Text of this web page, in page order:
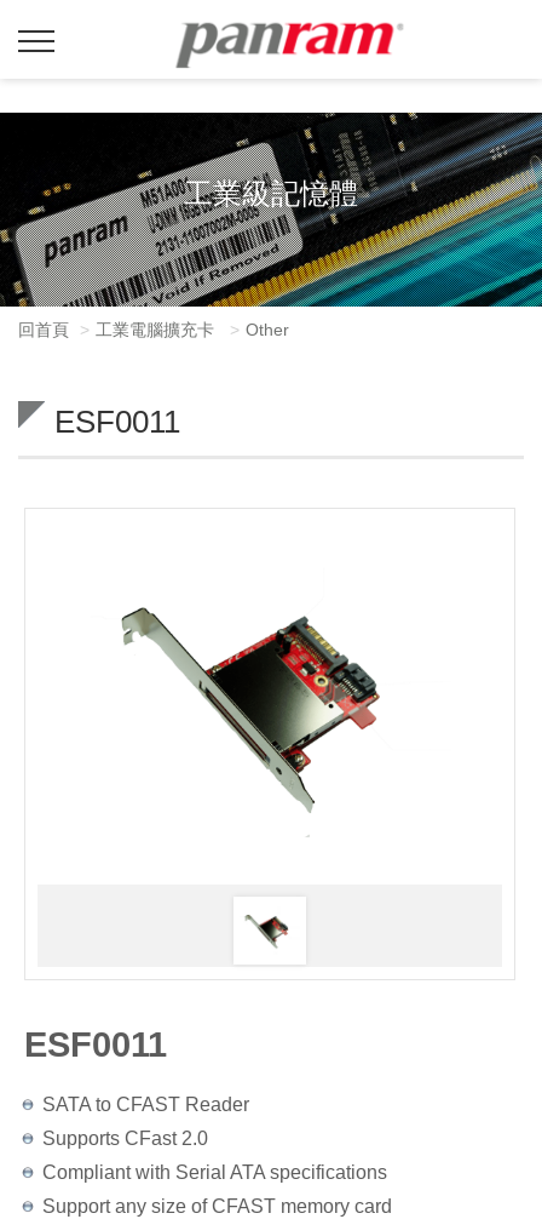
工業級記憶體
回首頁 工業電腦擴充卡 Other
ESF0011
ESF0011
SATA to CFAST Reader
Supports CFast 2.0
Compliant with Serial ATA specifications
Support any size of CFAST memory card